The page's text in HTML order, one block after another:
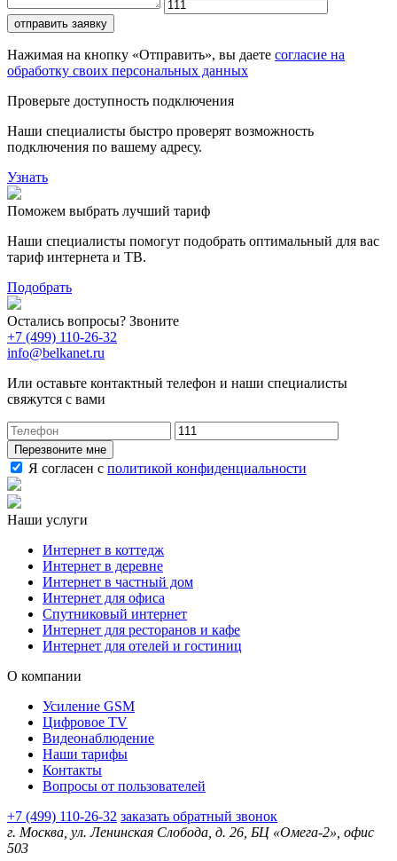
отправить заявку
Нажимая на кнопку «Отправить», вы даете согласие на
обработку своих персональных данных
Проверьте доступность подключения
Наши специалисты быстро проверят возможность
подключения по вашему адресу.
Узнать
Поможем выбрать лучший тариф
Наши специалисты помогут подобрать оптимальный для вас
тариф интернета и ТВ.
Подобрать
Остались вопросы? Звоните
+7 (499) 110-26-32
info@belkanet.ru
Или оставьте контактный телефон и наши специалисты
свяжутся с вами
Перезвоните мне
Я согласен с политикой конфиденциальности
Наши услуги
Интернет в коттедж
Интернет в деревне
Интернет в частный дом
Интернет для офиса
Спутниковый интернет
Интернет для ресторанов и кафе
Интернет для отелей и гостиниц
О компании
Усиление GSM
Цифровое TV
Видеонаблюдение
Наши тарифы
Контакты
Вопросы от пользователей
+7 (499) 110-26-32 заказать обратный звонок
г. Москва, ул. Ленинская Слобода, д. 26, БЦ «Омега-2», офис
503